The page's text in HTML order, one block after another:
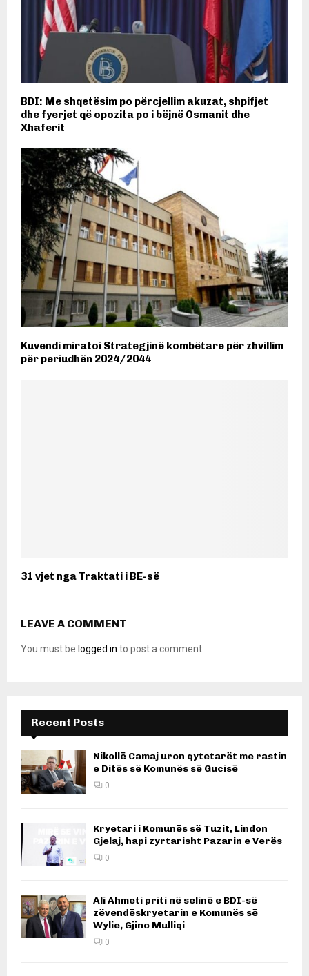
BDI: Me shqetësim po përcjellim akuzat, shpifjet
dhe fyerjet që opozita po i bëjnë Osmanit dhe
Xhaferit
Kuvendi miratoi Strategjinë kombëtare për zhvillim
për periudhën 2024/2044
31 vjet nga Traktati i BE-së
LEAVE A COMMENT
You must be logged in to post a comment.
Recent Posts
Nikollë Camaj uron qytetarët me rastin
e Ditës së Komunës së Gucisë
0
Kryetari i Komunës së Tuzit, Lindon
Gjelaj, hapi zyrtarisht Pazarin e Verës
0
Ali Ahmeti priti në selinë e BDI-së
zëvendëskryetarin e Komunës së
Wylie, Gjino Mulliqi
0